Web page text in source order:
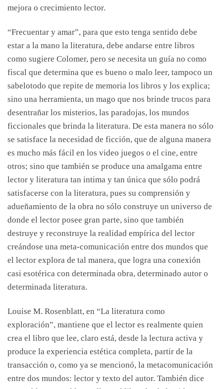
mejora o crecimiento lector.
“Frecuentar y amar”, para que esto tenga sentido debe
estar a la mano la literatura, debe andarse entre libros
como sugiere Colomer, pero se necesita un guía no como
fiscal que determina que es bueno o malo leer, tampoco un
sabelotodo que repite de memoria los libros y los explica;
sino una herramienta, un mago que nos brinde trucos para
desentrañar los misterios, las paradojas, los mundos
ficcionales que brinda la literatura. De esta manera no sólo
se satisface la necesidad de ficción, que de alguna manera
es mucho más fácil en los video juegos o el cine, entre
otros; sino que también se produce una amalgama entre
lector y literatura tan intima y tan única que sólo podrá
satisfacerse con la literatura, pues su comprensión y
adueñamiento de la obra no sólo construye un universo de
donde el lector posee gran parte, sino que también
destruye y reconstruye la realidad empírica del lector
creándose una meta-comunicación entre dos mundos que
el lector explora de tal manera, que logra una conexión
casi esotérica con determinada obra, determinado autor o
determinada literatura.
Louise M. Rosenblatt, en “La literatura como
exploración”, mantiene que el lector es realmente quien
crea el libro que lee, claro está, desde la lectura activa y
produce la experiencia estética completa, partir de la
transacción o, como ya se mencionó, la metacomunicación
entre dos mundos: lector y texto del autor. También dice